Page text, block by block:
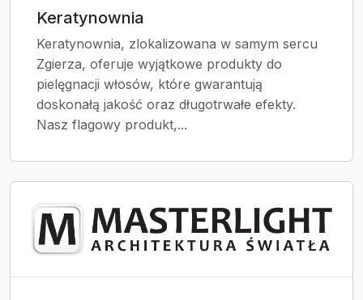
Keratynownia
Keratynownia, zlokalizowana w samym sercu
Zgierza, oferuje wyjątkowe produkty do
pielęgnacji włosów, które gwarantują
doskonałą jakość oraz długotrwałe efekty.
Nasz flagowy produkt,...